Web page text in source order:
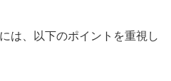
は、以下のポイントを重視し